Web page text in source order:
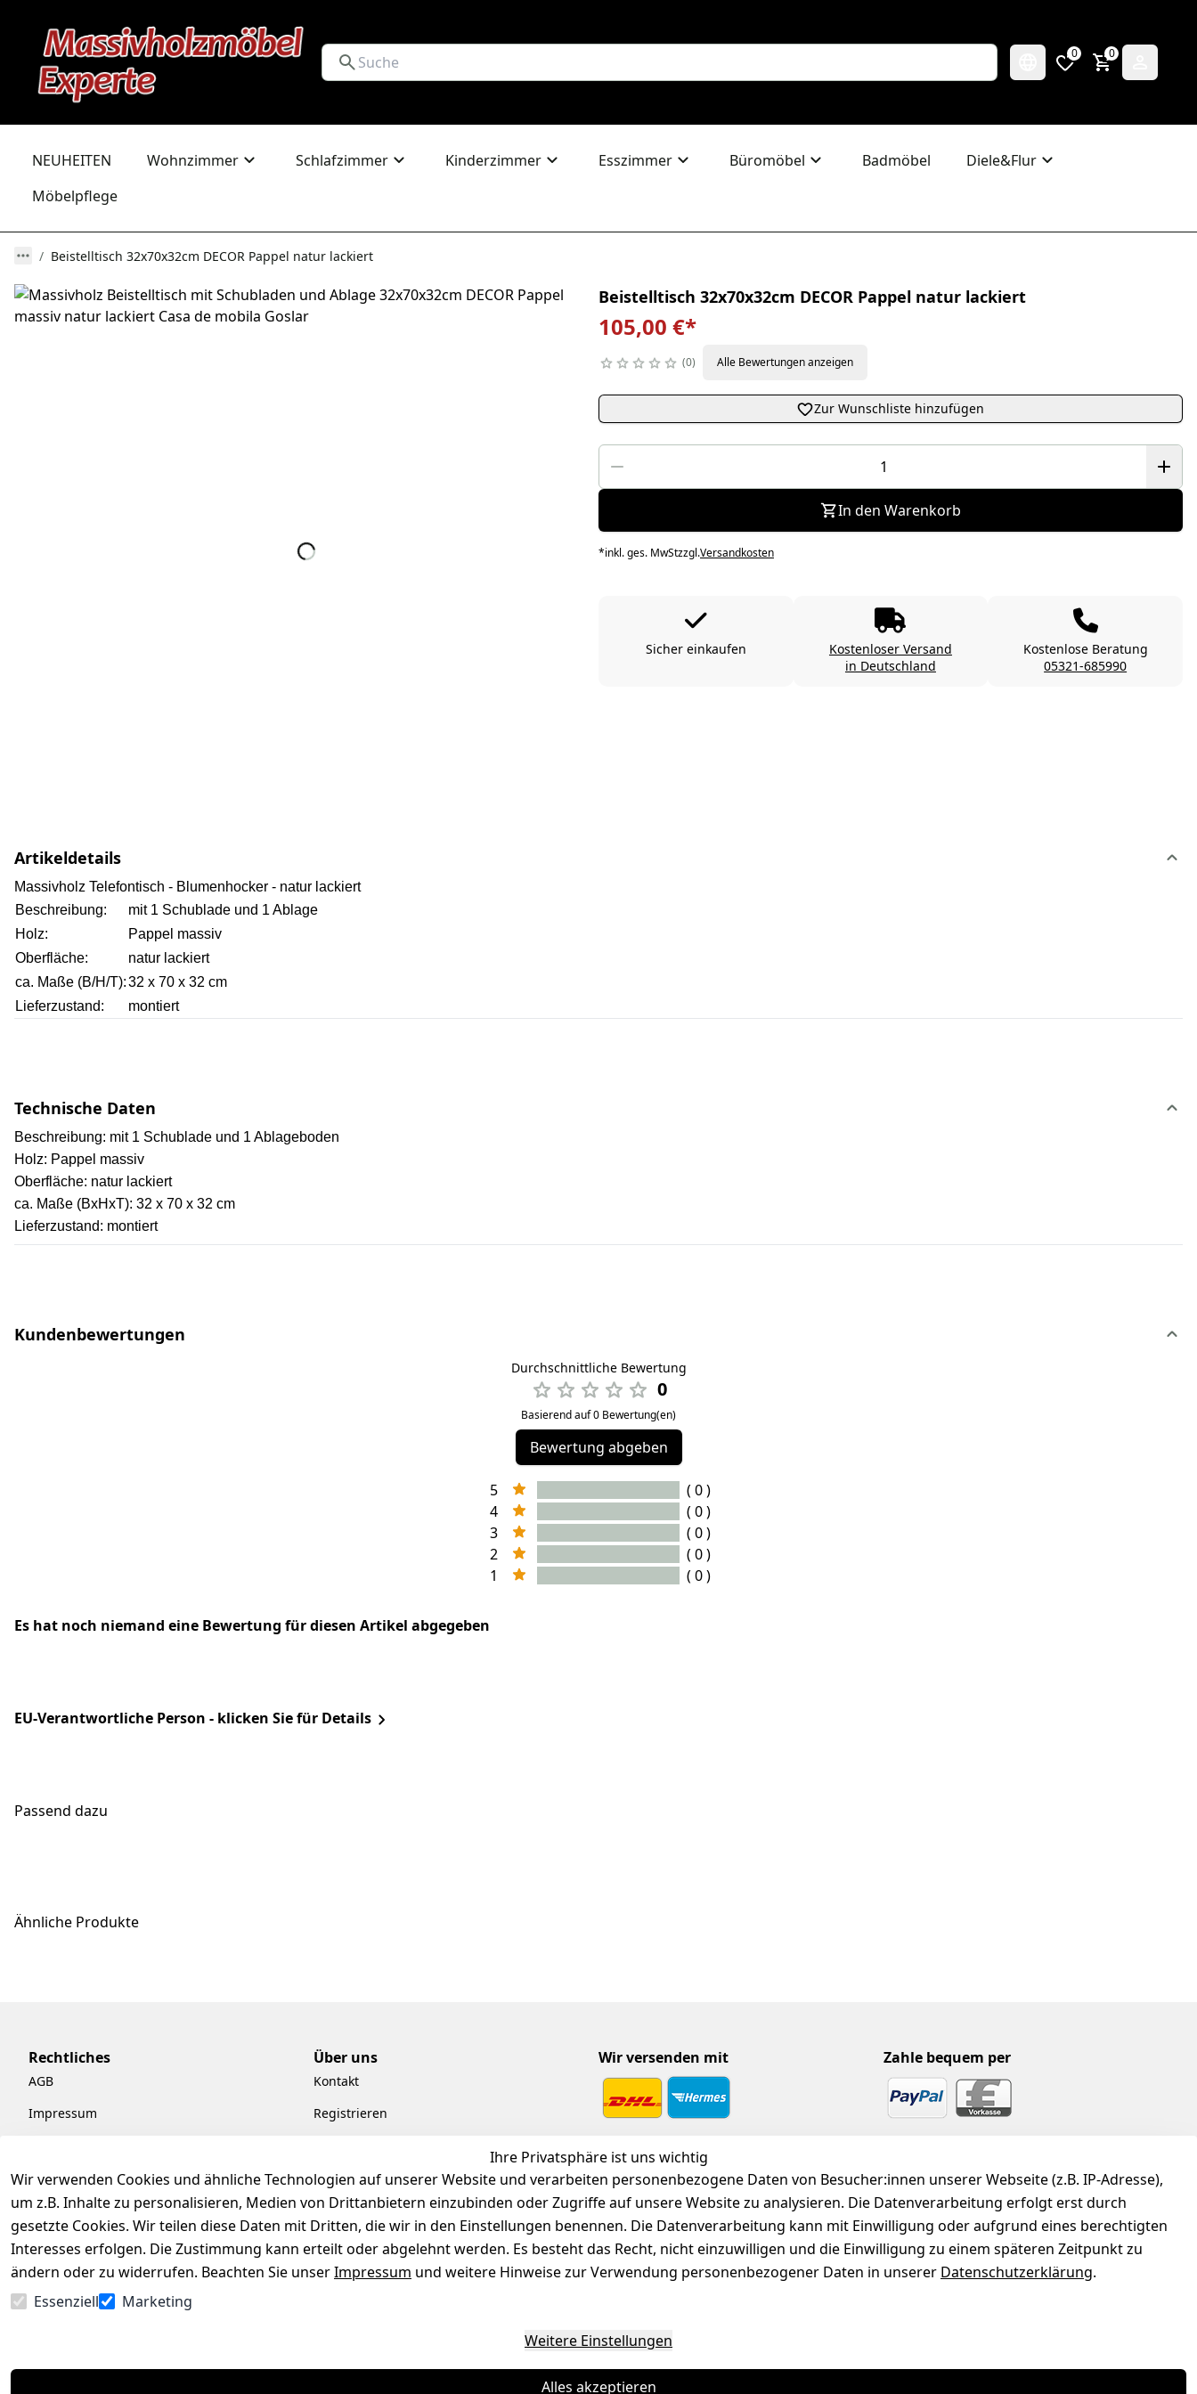
0 0
NEUHEITEN Wohnzimmer Schlafzimmer Kinderzimmer Esszimmer Büromöbel Badmöbel
Diele&Flur
Möbelpflege
Beistelltisch 32x70x32cm DECOR Pappel natur lackiert
Beistelltisch 32x70x32cm DECOR Pappel natur lackiert
105,00 €*
0 Alle Bewertungen anzeigen
Zur Wunschliste hinzufügen
In den Warenkorb
*inkl. ges. MwStzzgl.Versandkosten
Sicher einkaufen
Kostenloser Versand
in Deutschland
Kostenlose Beratung
05321-685990
Artikeldetails
Massivholz Telefontisch - Blumenhocker - natur lackiert
Beschreibung:
mit 1 Schublade und 1 Ablage
Holz:
Pappel massiv
Oberfläche:
natur lackiert
ca. Maße (B/H/T):32 x 70 x 32 cm
Lieferzustand:
montiert
Technische Daten
Beschreibung: mit 1 Schublade und 1 Ablageboden
Holz: Pappel massiv
Oberfläche: natur lackiert
ca. Maße (BxHxT): 32 x 70 x 32 cm
Lieferzustand: montiert
Kundenbewertungen
Durchschnittliche Bewertung
0
Basierend auf 0 Bewertung(en)
Bewertung abgeben
5
( 0 )
4
( 0 )
3
( 0 )
2
( 0 )
1
( 0 )
Es hat noch niemand eine Bewertung für diesen Artikel abgegeben
EU-Verantwortliche Person - klicken Sie für Details
Passend dazu
Ähnliche Produkte
Ihre Privatsphäre ist uns wichtig
Wir verwenden Cookies und ähnliche Technologien auf unserer Website und verarbeiten personenbezogene Daten von Besucher:innen unserer Webseite (z.B. IP-Adresse),
um z.B. Inhalte zu personalisieren, Medien von Drittanbietern einzubinden oder Zugriffe auf unsere Website zu analysieren. Die Datenverarbeitung erfolgt erst durch
gesetzte Cookies. Wir teilen diese Daten mit Dritten, die wir in den Einstellungen benennen. Die Datenverarbeitung kann mit Einwilligung oder aufgrund eines berechtigten
Interesses erfolgen. Die Zustimmung kann erteilt oder abgelehnt werden. Es besteht das Recht, nicht einzuwilligen und die Einwilligung zu einem späteren Zeitpunkt zu
ändern oder zu widerrufen. Beachten Sie unserImpressum und weitere Hinweise zur Verwendung personenbezogener Daten in unserer Datenschutzerklärung.
Essenziell
Marketing
Weitere Einstellungen
Alles akzeptieren
Rechtliches
AGB
Impressum
Barrierefreiheitserklärung
Widerrufsrecht
Über uns
Kontakt
Registrieren
Pflege & Kundendienst
Kiefermöbel
Hilfe
Wir versenden mit Zahle bequem per